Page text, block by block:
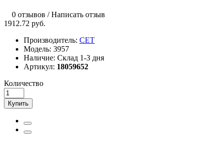
0 отзывов /Написать отзыв
1912.72 руб.
Производитель: CET
Модель: 3957
Наличие: Склад 1-3 дня
Артикул: 18059652
Количество
Купить